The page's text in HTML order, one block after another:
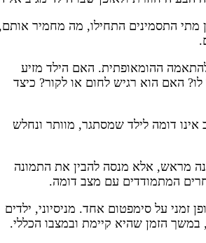
מתי התסמינים התחילו, מה מחמיר
ההומאופתית. האם הילד מזיע
האם הוא רגיש לחום או לקור? כיצד
דומה לילד שמסתגר, מוותר ונחלש
מראש, אלא מנסה להבין את התמונה
המתמודדים עם מצב דומה.
זמני על סימפטום אחד. מניסיוני, ילדים
במשך הזמן שהיא קיימת ובמצבו הכללי.